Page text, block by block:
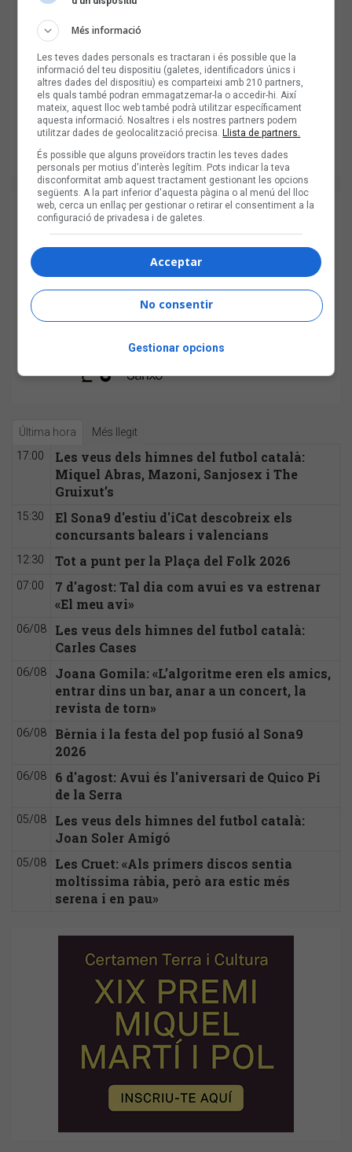
Última hora Més llegit
17:00
Les veus dels himnes del futbol català:
Miquel Abras, Mazoni, Sanjosex i The
Gruixut’s
15:30
El Sona9 d'estiu d'iCat descobreix els
concursants balears i valencians
12:30 Tot a punt per la Plaça del Folk 2026
07:00
7 d'agost: Tal dia com avui es va estrenar
«El meu avi»
06/08
Les veus dels himnes del futbol català:
Carles Cases
06/08
Joana Gomila: «L’algoritme eren els amics,
entrar dins un bar, anar a un concert, la
revista de torn»
06/08
Bèrnia i la festa del pop fusió al Sona9
2026
06/08
6 d'agost: Avui és l'aniversari de Quico Pi
de la Serra
05/08
Les veus dels himnes del futbol català:
Joan Soler Amigó
05/08
Les Cruet: «Als primers discos sentia
moltíssima ràbia, però ara estic més
serena i en pau»
Més informació
Les teves dades personals es tractaran i és possible que la
informació del teu dispositiu (galetes, identificadors únics i
altres dades del dispositiu) es comparteixi amb 210 partners,
els quals també podran emmagatzemar-la o accedir-hi. Així
mateix, aquest lloc web també podrà utilitzar específicament
aquesta informació. Nosaltres i els nostres partners podem
utilitzar dades de geolocalització precisa. Llista de partners.
És possible que alguns proveïdors tractin les teves dades
personals per motius d'interès legítim. Pots indicar la teva
disconformitat amb aquest tractament gestionant les opcions
següents. A la part inferior d'aquesta pàgina o al menú del lloc
web, cerca un enllaç per gestionar o retirar el consentiment a la
configuració de privadesa i de galetes.
Acceptar
No consentir
Gestionar opcions